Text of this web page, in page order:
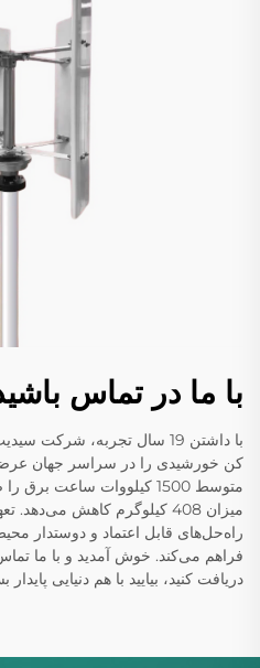
با ما در تماس
کن خورشیدی را در سراسر جهان
متوسط 1500 کیلووات ساعت
میزان 408 کیلوگرم کاهش
راه‌حل‌های قابل اعتماد و دوستدار
فراهم می‌کند. خوش آمدید و با ما
دریافت کنید، بیایید با هم دنیایی پایدار